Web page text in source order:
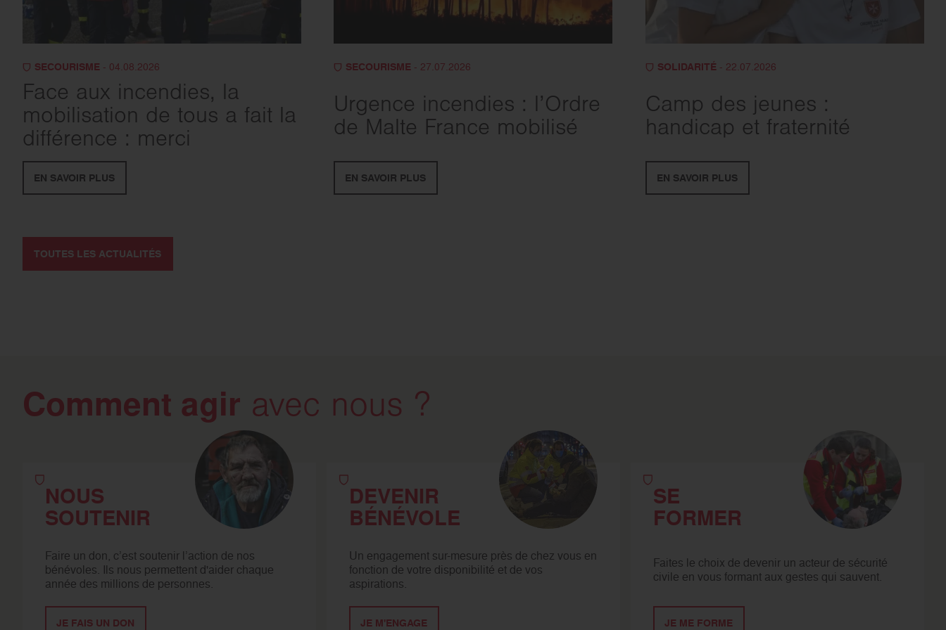
SECOURISME- 04.08.2026
Face aux incendies, la
mobilisation de tous a fait la
différence : merci
EN SAVOIR PLUS
SECOURISME - 27.07.2026
Urgence incendies : l’Ordre
de Malte France mobilisé
EN SAVOIR PLUS
SOLIDARITÉ- 22.07.2026
Camp des jeunes :
handicap et fraternité
EN SAVOIR PLUS
TOUTES LES ACTUALITÉS
Comment agir avec nous ?
NOUS
SOUTENIR
Faire un don, c’est soutenir l’action de nos
bénévoles. Ils nous permettent d'aider chaque
année des millions de personnes.
JE FAIS UN DON
DEVENIR
BÉNÉVOLE
Un engagement sur-mesure près de chez vous en
fonction de votre disponibilité et de vos
aspirations.
JE M'ENGAGE
SE
FORMER
Faites le choix de devenir un acteur de sécurité
civile en vous formant aux gestes qui sauvent.
JE ME FORME